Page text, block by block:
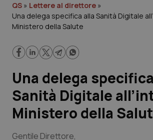
Governo e Parlamento
Regioni e Asl
Lavoro e Professioni
Scienza e Farmaci
Studi e Analisi
QS » Lettere al direttore »
Una delega specifica alla Sanità Digitale
Ministero della Salute
Una delega
Sanità Digitale
Ministero della
Gentile Direttore,